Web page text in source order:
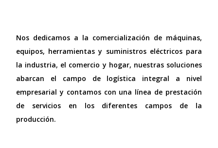
Nos dedicamos a la comercialización de máquinas,
equipos, herramientas y suministros eléctricos para
la industria, el comercio y hogar, nuestras soluciones
abarcan el campo de logística integral a nivel
empresarial y contamos con una línea de prestación
de servicios en los diferentes campos de la
producción.